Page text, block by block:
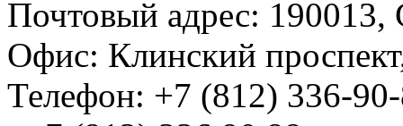
Почтовый адрес: 190013,
Офис: Клинский
Телефон: +7 (812) 336-